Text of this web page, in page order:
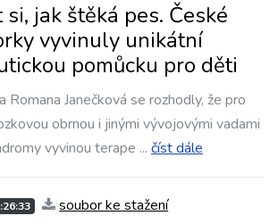
si, jak štěká pes. České
vyvinuly unikátní
pomůcku pro děti
Romana Janečková se rozhodly, že pro
obrnou i jinými vývojovými vadami
vyvinou terape ... číst dále
soubor ke stažení